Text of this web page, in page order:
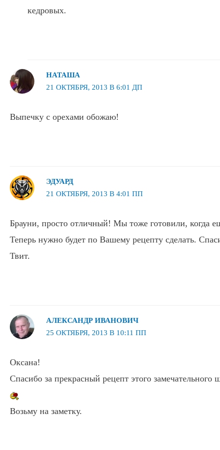
кедровых.
НАТАША
21 ОКТЯБРЯ, 2013 В 6:01 ДП
Выпечку с орехами обожаю!
ЭДУАРД
21 ОКТЯБРЯ, 2013 В 4:01 ПП
Брауни, просто отличный! Мы тоже готовили, когда
Теперь нужно будет по Вашему рецепту сделать.
Твит.
АЛЕКСАНДР ИВАНОВИЧ
25 ОКТЯБРЯ, 2013 В 10:11 ПП
Оксана!
Спасибо за прекрасный рецепт этого замечательного
Возьму на заметку.